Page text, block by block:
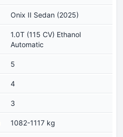
Onix II Sedan (2025)
1.0T (115 CV) Ethanol
Automatic
5
4
3
1082-1117 kg